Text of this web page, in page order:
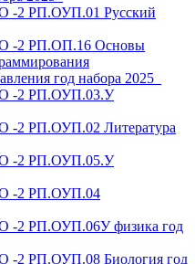
-2 РП.ОУП.01 Русский
-2 РП.ОП.16 Основы
год набора 2025_
-2 РП.ОУП.03.У
-2 РП.ОУП.02 Литература
-2 РП.ОУП.05.У
-2 РП.ОУП.04
-2 РП.ОУП.06У физика год
-2 РП.ОУП.08 Биология год